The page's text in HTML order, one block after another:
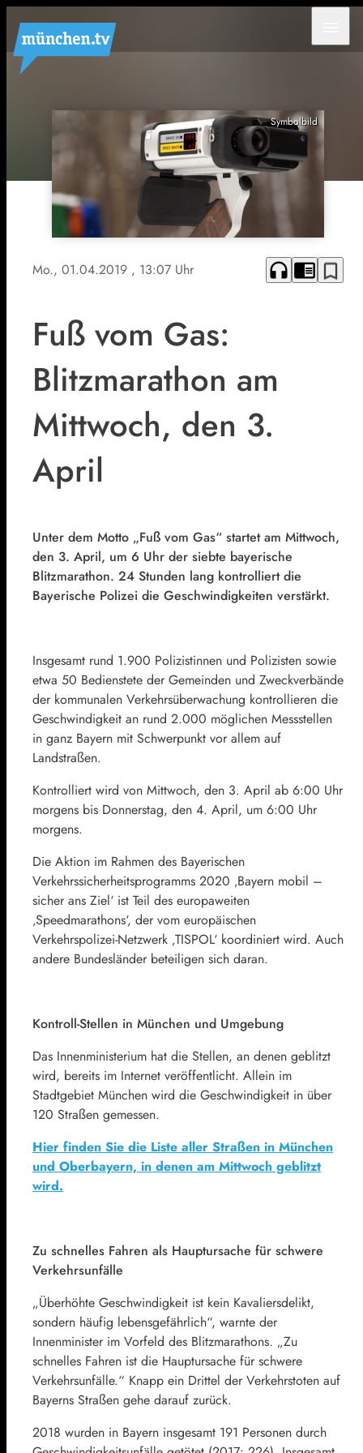
Symbolbild
Mo., 01.04.2019 , 13:07 Uhr headphones chrome_reader_mode bookmark_border
Fuß vom Gas:
Blitzmarathon am
Mittwoch, den 3.
April
Unter dem Motto „Fuß vom Gas“ startet am Mittwoch,
den 3. April, um 6 Uhr der siebte bayerische
Blitzmarathon. 24 Stunden lang kontrolliert die
Bayerische Polizei die Geschwindigkeiten verstärkt.
Insgesamt rund 1.900 Polizistinnen und Polizisten sowie
etwa 50 Bedienstete der Gemeinden und Zweckverbände
der kommunalen Verkehrsüberwachung kontrollieren die
Geschwindigkeit an rund 2.000 möglichen Messstellen
in ganz Bayern mit Schwerpunkt vor allem auf
Landstraßen.
Kontrolliert wird von Mittwoch, den 3. April ab 6:00 Uhr
morgens bis Donnerstag, den 4. April, um 6:00 Uhr
morgens.
Die Aktion im Rahmen des Bayerischen
Verkehrssicherheitsprogramms 2020 ‚Bayern mobil –
sicher ans Ziel‘ ist Teil des europaweiten
‚Speedmarathons‘, der vom europäischen
Verkehrspolizei-Netzwerk ‚TISPOL‘ koordiniert wird. Auch
andere Bundesländer beteiligen sich daran.
Kontroll-Stellen in München und Umgebung
Das Innenministerium hat die Stellen, an denen geblitzt
wird, bereits im Internet veröffentlicht. Allein im
Stadtgebiet München wird die Geschwindigkeit in über
120 Straßen gemessen.
Hier finden Sie die Liste aller Straßen in München
und Oberbayern, in denen am Mittwoch geblitzt
wird.
Zu schnelles Fahren als Hauptursache für schwere
Verkehrsunfälle
„Überhöhte Geschwindigkeit ist kein Kavaliersdelikt,
sondern häufig lebensgefährlich“, warnte der
Innenminister im Vorfeld des Blitzmarathons. „Zu
schnelles Fahren ist die Hauptursache für schwere
Verkehrsunfälle.“ Knapp ein Drittel der Verkehrstoten auf
Bayerns Straßen gehe darauf zurück.
2018 wurden in Bayern insgesamt 191 Personen durch